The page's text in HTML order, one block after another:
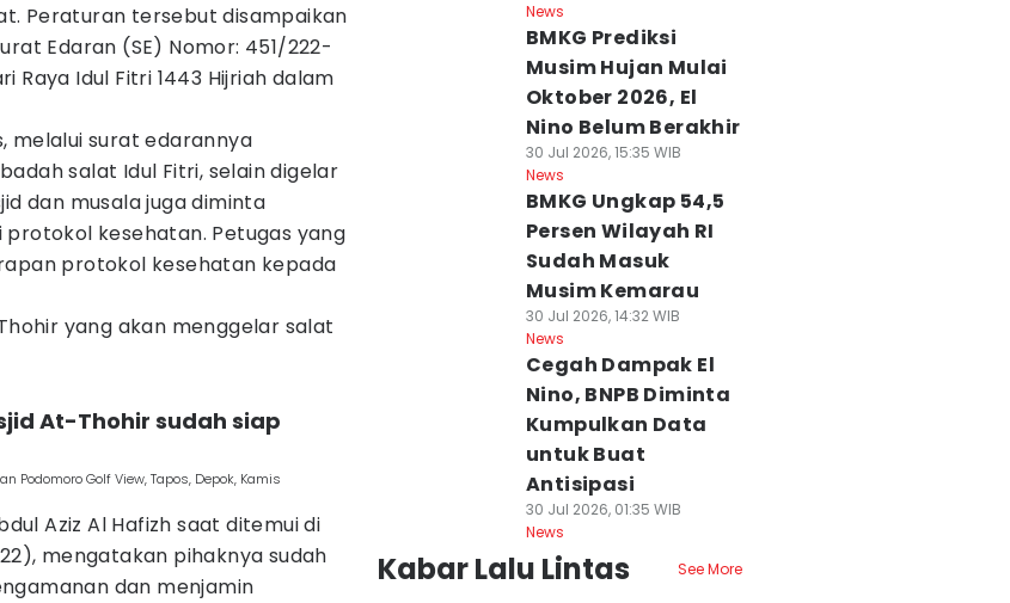
Peraturan tersebut disampaikan
Edaran (SE) Nomor: 451/222-
Raya Idul Fitri 1443 Hijriah dalam
melalui surat edarannya
salat Idul Fitri, selain digelar
dan musala juga diminta
kesehatan. Petugas yang
protokol kesehatan kepada
yang akan menggelar salat
At-Thohir sudah siap
Golf View, Tapos, Depok, Kamis
Aziz Al Hafizh saat ditemui di
mengatakan pihaknya sudah
dan menjamin
News
BMKG Prediksi
Musim Hujan Mulai
Oktober 2026, El
Nino Belum Berakhir
30 Jul 2026, 15:35 WIB
News
BMKG Ungkap 54,5
Persen Wilayah RI
Sudah Masuk
Musim Kemarau
30 Jul 2026, 14:32 WIB
News
Cegah Dampak El
Nino, BNPB Diminta
Kumpulkan Data
untuk Buat
Antisipasi
30 Jul 2026, 01:35 WIB
News
Kabar Lalu Lintas See More